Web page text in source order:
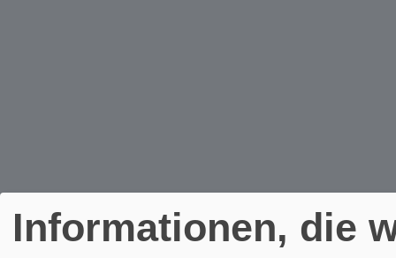
Informationen, die